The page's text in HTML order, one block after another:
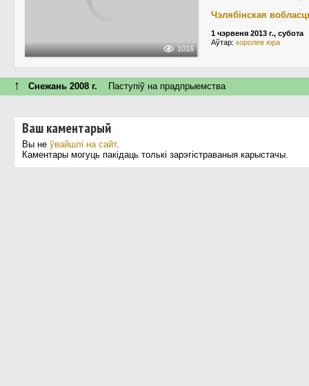
1016
Чэлябінская
1 чэрвеня 2013 г., субота
Аўтар: королев юра
↑ Снежань 2008 г. Паступiў на прадпрыемства
Ваш каментарый
Вы не ўвайшлі на сайт.
Каментары могуць пакідаць толькі зарэгістраваныя карыстачы.